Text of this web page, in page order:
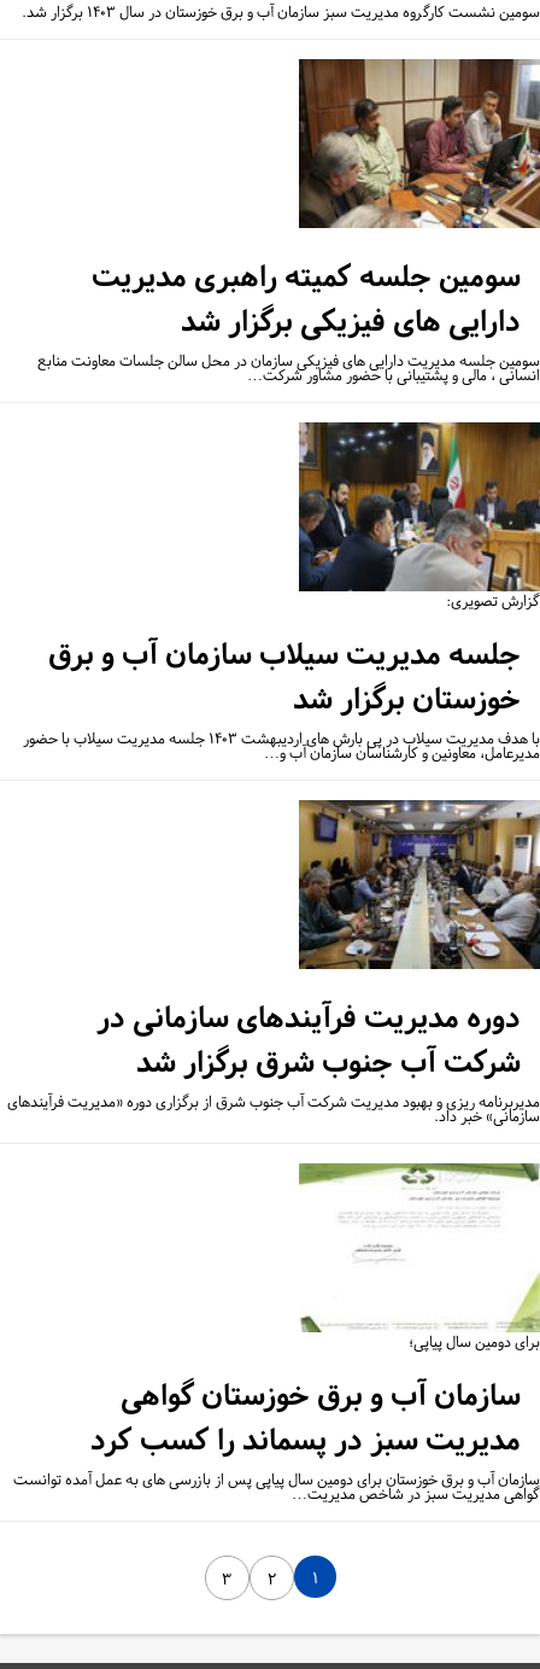
نشست کارگروه مدیریت سبز سازمان آب و برق خوزستان در سال ۱۴۰۳ برگزار شد.
سومین جلسه کمیته راهبری مدیریت
دارایی های فیزیکی برگزار شد
جلسه مدیریت دارایی های فیزیکی سازمان در محل سالن جلسات معاونت منابع
، مالی و پشتیبانی با حضور مشاور شرکت…
تصویری:
جلسه مدیریت سیلاب سازمان آب و برق
خوزستان برگزار شد
با هدف مدیریت سیلاب در پی بارش های اردیبهشت ۱۴۰۳ جلسه مدیریت سیلاب با حضور
معاونین و کارشناسان سازمان آب و…
دوره مدیریت فرآیندهای سازمانی در
شرکت آب جنوب شرق برگزار شد
ریزی و بهبود مدیریت شرکت آب جنوب شرق از برگزاری دوره «مدیریت فرآیندهای
خبر داد.
دومین سال پیاپی؛
سازمان آب و برق خوزستان گواهی
مدیریت سبز در پسماند را کسب کرد
آب و برق خوزستان برای دومین سال پیاپی پس از بازرسی های به عمل آمده توانست
مدیریت سبز در شاخص مدیریت…